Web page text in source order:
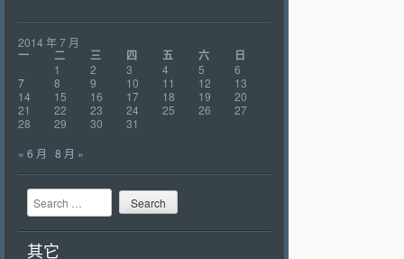
2014 年 7 月
一 二 三 四 五 六 日
1 2 3 4 5
6
7
8 9 10 11 12
13
14
15 16 17 18 19
20
21
22 23 24 25 26
27
28
29 30
31
« 6 月
8 月 »
Search
其它